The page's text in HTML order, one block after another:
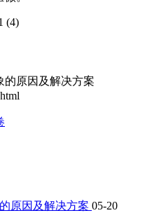
的原因及解决方案
原因及解决方案 05-20